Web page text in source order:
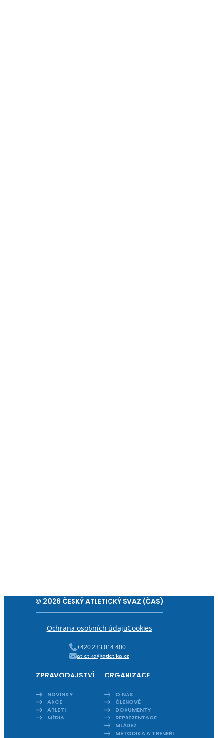
© 2026 ČESKÝ ATLETICKÝ SVAZ (ČAS)
Ochrana osobních údajůCookies
+420 233 014 400
atletika@atletika.cz
ZPRAVODAJSTVÍ
NOVINKY
AKCE
ATLETI
MÉDIA
ORGANIZACE
O NÁS
ČLENOVÉ
DOKUMENTY
REPREZENTACE
MLÁDEŽ
METODIKA A TRENÉŘI